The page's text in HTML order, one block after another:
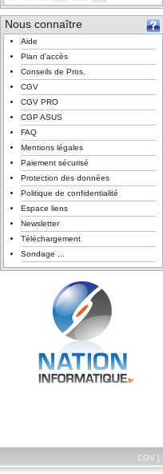
Nous connaître
Aide
Plan d'accès
Conseils de Pros.
CGV
CGV PRO
CGP ASUS
FAQ
Mentions légales
Paiement sécurisé
Protection des données
Politique de confidentialité
Espace liens
Newsletter
Téléchargement
Sondage ...
CGV